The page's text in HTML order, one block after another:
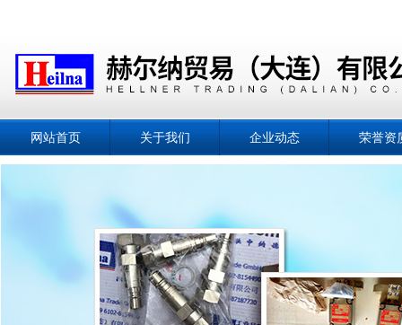
网站首页 关于我们 企业动态 荣誉资